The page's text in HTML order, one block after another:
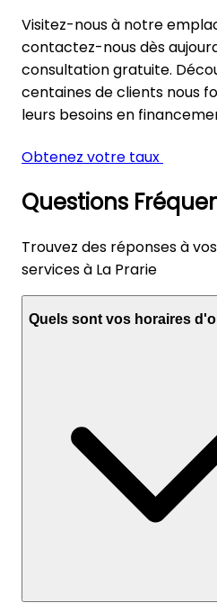
Visitez-nous à notre
contactez-nous dès
consultation gratuite.
centaines de clients nous
leurs besoins en
Obtenez votre taux
Questions
Trouvez des réponses à
services à La Prarie
Quels sont vos horaires